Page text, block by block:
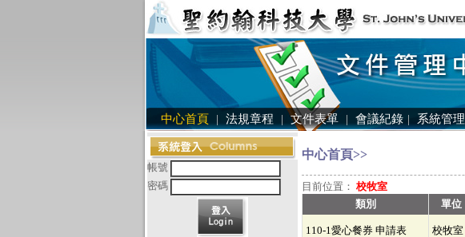
中心首頁 | 法規章程 | 文件表單 | 會議紀錄 | 系統管理
帳號
密碼
中心首頁>>
目前位置： 校牧室
類別
單位
110-1愛心餐券 申請表 校牧室